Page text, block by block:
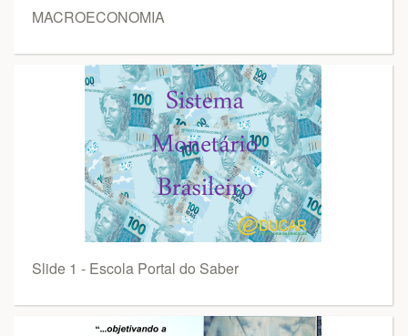
MACROECONOMIA
Slide 1 - Escola Portal do Saber